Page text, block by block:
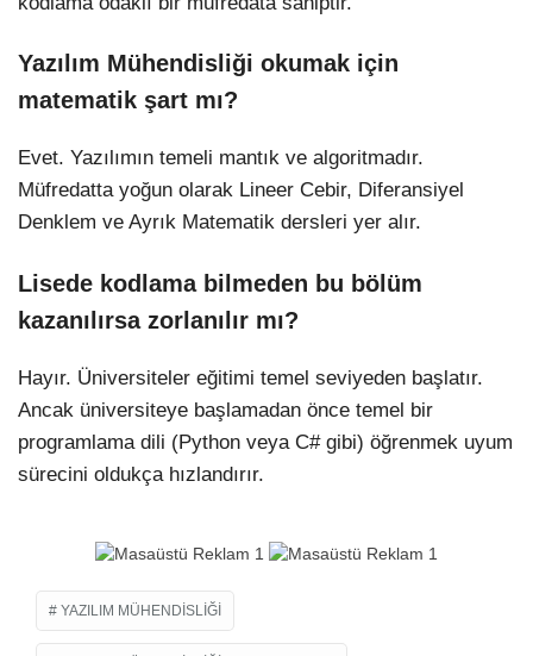
Yazılım Mühendisliği okumak için
matematik şart mı?
Evet. Yazılımın temeli mantık ve algoritmadır.
Müfredatta yoğun olarak Lineer Cebir, Diferansiyel
Denklem ve Ayrık Matematik dersleri yer alır.
Lisede kodlama bilmeden bu bölüm
kazanılırsa zorlanılır mı?
Hayır. Üniversiteler eğitimi temel seviyeden başlatır.
Ancak üniversiteye başlamadan önce temel bir
programlama dili (Python veya C# gibi) öğrenmek uyum
sürecini oldukça hızlandırır.
YAZILIM MÜHENDISLIĞI